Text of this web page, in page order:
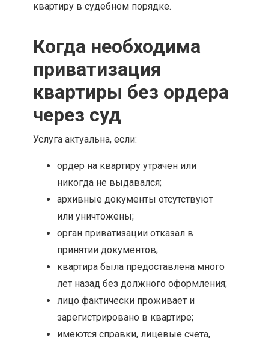
квартиру в судебном порядке.
Когда необходима
приватизация
квартиры без ордера
через суд
Услуга актуальна, если:
ордер на квартиру утрачен или
никогда не выдавался;
архивные документы отсутствуют
или уничтожены;
орган приватизации отказал в
принятии документов;
квартира была предоставлена много
лет назад без должного оформления;
лицо фактически проживает и
зарегистрировано в квартире;
имеются справки, лицевые счета,